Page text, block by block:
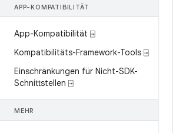
APP-KOMPATIBILITÄT
App-Kompatibilität ⍈
Kompatibilitäts-Framework-Tools ⍈
Einschränkungen für Nicht-SDK-
Schnittstellen ⍈
MEHR